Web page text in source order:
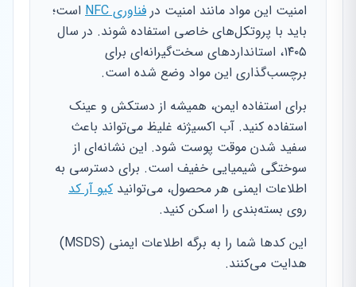
امنیت این مواد مانند امنیت در فناوری NFC
است؛
باید با پروتکل‌های خاصی استفاده شوند. در سال
۱۴۰۵، استانداردهای سخت‌گیرانه‌ای برای
برچسب‌گذاری این مواد وضع شده است.
برای استفاده ایمن، همیشه از دستکش و عینک
استفاده کنید. آب اکسیژنه غلیظ می‌تواند باعث
سفید شدن موقت پوست شود. این نشانه‌ای از
سوختگی شیمیایی خفیف است. برای دسترسی به
اطلاعات ایمنی هر محصول، می‌توانید کیو آر کد
روی بسته‌بندی را اسکن کنید.
این کدها شما را به برگه اطلاعات ایمنی (MSDS)
هدایت می‌کنند.